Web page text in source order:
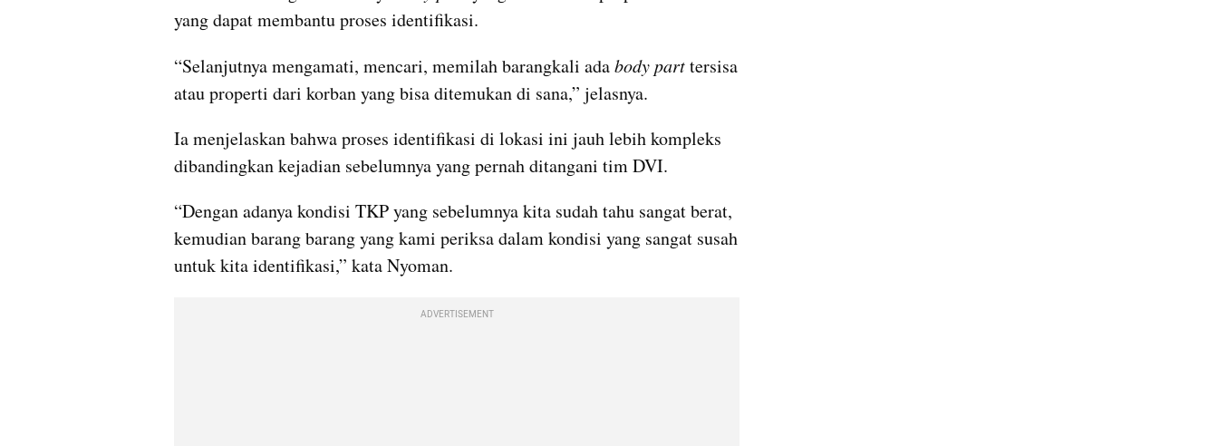
yang dapat membantu proses identifikasi.
“Selanjutnya mengamati, mencari, memilah barangkali ada body part tersisa
atau properti dari korban yang bisa ditemukan di sana,” jelasnya.
Ia menjelaskan bahwa proses identifikasi di lokasi ini jauh lebih kompleks
dibandingkan kejadian sebelumnya yang pernah ditangani tim DVI.
“Dengan adanya kondisi TKP yang sebelumnya kita sudah tahu sangat berat,
kemudian barang barang yang kami periksa dalam kondisi yang sangat susah
untuk kita identifikasi,” kata Nyoman.
ADVERTISEMENT